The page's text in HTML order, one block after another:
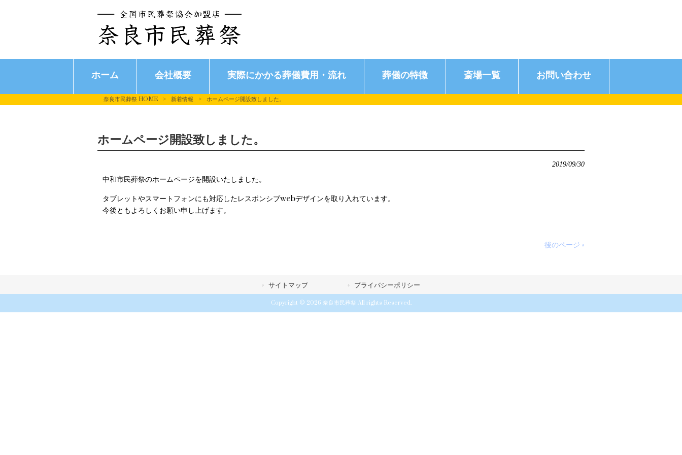
ホーム 会社概要 実際にかかる葬儀費用・流れ 葬儀の特徴 斎場一覧 お問い合わせ
奈良市民葬祭 HOME > 新着情報 > ホームページ開設致しました。
ホームページ開設致しました。
2019/09/30
中和市民葬祭のホームページを開設いたしました。
タブレットやスマートフォンにも対応したレスポンシブwebデザインを取り入れています。
今後ともよろしくお願い申し上げます。
後のページ »
サイトマップ プライバシーポリシー
Copyright © 2026 奈良市民葬祭 All rights Reserved.